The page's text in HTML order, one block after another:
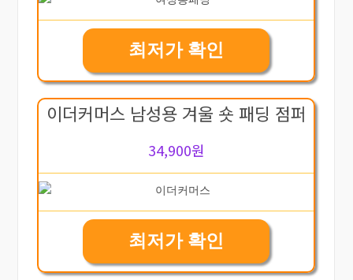
최저가 확인
이더커머스 남성용 겨울 숏 패딩 점퍼
34,900원
최저가 확인